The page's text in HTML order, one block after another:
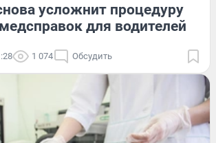
усложнит процедуру
для водителей
1 074 Обсудить